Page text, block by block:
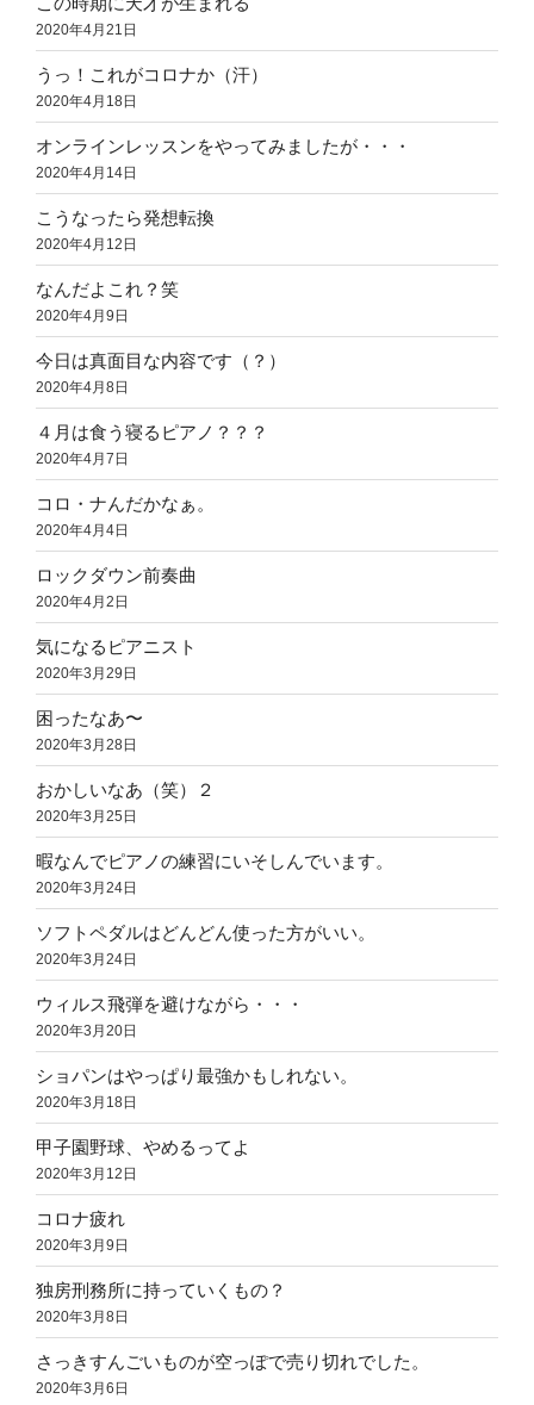
2020年4月21日
うっ！これがコロナか（汗）
2020年4月18日
オンラインレッスンをやってみましたが・・・
2020年4月14日
こうなったら発想転換
2020年4月12日
なんだよこれ？笑
2020年4月9日
今日は真面目な内容です（？）
2020年4月8日
４月は食う寝るピアノ？？？
2020年4月7日
コロ・ナんだかなぁ。
2020年4月4日
ロックダウン前奏曲
2020年4月2日
気になるピアニスト
2020年3月29日
困ったなあ〜
2020年3月28日
おかしいなあ（笑）２
2020年3月25日
暇なんでピアノの練習にいそしんでいます。
2020年3月24日
ソフトペダルはどんどん使った方がいい。
2020年3月24日
ウィルス飛弾を避けながら・・・
2020年3月20日
ショパンはやっぱり最強かもしれない。
2020年3月18日
甲子園野球、やめるってよ
2020年3月12日
コロナ疲れ
2020年3月9日
独房刑務所に持っていくもの？
2020年3月8日
さっきすんごいものが空っぽで売り切れでした。
2020年3月6日